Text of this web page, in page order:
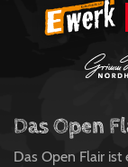
Das Open
Das Open Flair ist